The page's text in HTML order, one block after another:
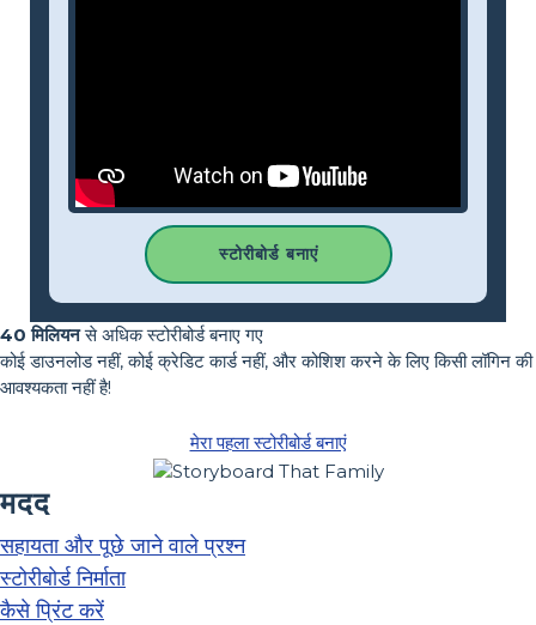
स्टोरीबोर्ड बनाएं
40 मिलियनसे अधिक स्टोरीबोर्ड बनाए गए
कोई डाउनलोड नहीं, कोई क्रेडिट कार्ड नहीं, और कोशिश करने के लिए किसी लॉगिन की
आवश्यकता नहीं है!
मेरा पहला स्टोरीबोर्ड बनाएं
मदद
सहायता और पूछे जाने वाले प्रश्न
स्टोरीबोर्ड निर्माता
कैसे प्रिंट करें